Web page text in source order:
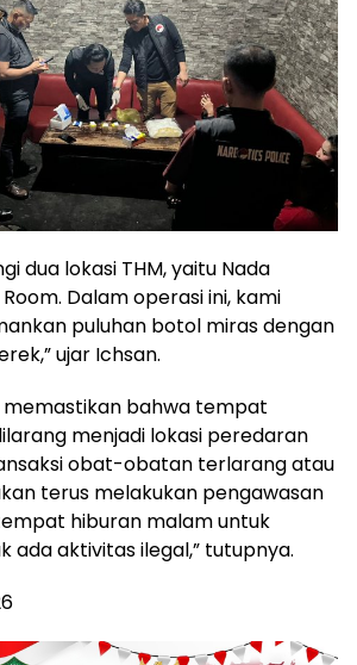
dua lokasi THM, yaitu Nada
Dalam operasi ini, kami
puluhan botol miras dengan
ujar Ichsan.
memastikan bahwa tempat
menjadi lokasi peredaran
obat-obatan terlarang atau
terus melakukan pengawasan
hiburan malam untuk
ada aktivitas ilegal,” tutupnya.